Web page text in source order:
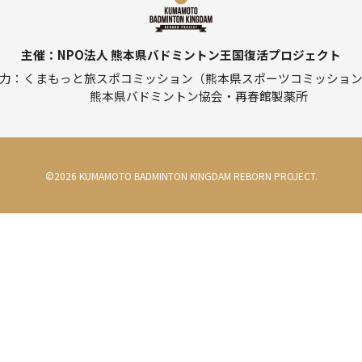
主催
NPO法人 熊本県バドミントン王国復活プロジェクト
くまもっと旅スポコミッション（熊本県スポーツコミッショ
熊本県バドミントン協会・再春館製薬所
©2026 KUMAMOTO BADMINTON KINGDAM REBORN PROJECT.